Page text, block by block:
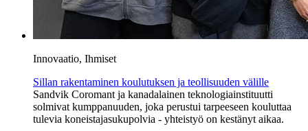
Innovaatio, Ihmiset
Sillan rakentaminen koulutuksen ja teollisuuden välille
Sandvik Coromant ja kanadalainen teknologiainstituutti
solmivat kumppanuuden, joka perustui tarpeeseen kouluttaa
tulevia koneistajasukupolvia - yhteistyö on kestänyt aikaa.